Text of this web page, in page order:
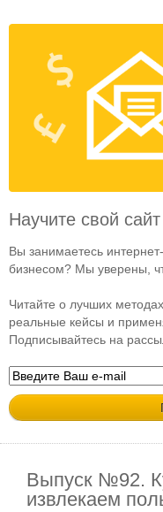
Научите свой
Вы занимаетесь
бизнесом? Мы уверены,
Читайте о лучших
реальные кейсы и
Подписывайтесь на
Выпуск №92.
извлекаем